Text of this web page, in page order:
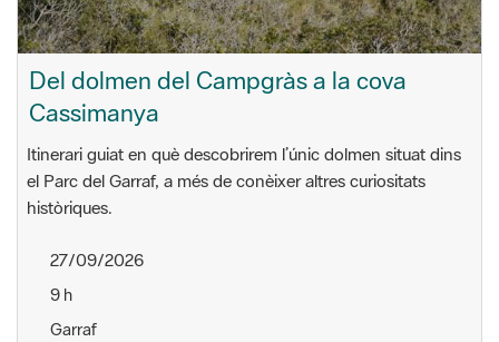
Del dolmen del Campgràs a la cova
Cassimanya
Itinerari guiat en què descobrirem l’únic dolmen situat dins
el Parc del Garraf, a més de conèixer altres curiositats
històriques.
27/09/2026
9 h
Garraf